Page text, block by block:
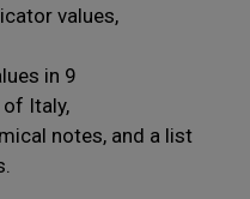
values,
in 9
Italy,
notes, and a list